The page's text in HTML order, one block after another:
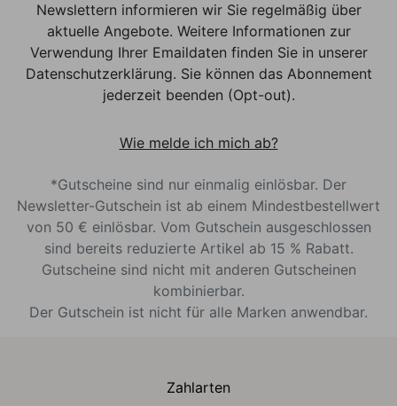
Newslettern informieren wir Sie regelmäßig über
aktuelle Angebote. Weitere Informationen zur
Verwendung Ihrer Emaildaten finden Sie in unserer
Datenschutzerklärung. Sie können das Abonnement
jederzeit beenden (Opt-out).
Wie melde ich mich ab?
*Gutscheine sind nur einmalig einlösbar. Der
Newsletter-Gutschein ist ab einem Mindestbestellwert
von 50 € einlösbar. Vom Gutschein ausgeschlossen
sind bereits reduzierte Artikel ab 15 % Rabatt.
Gutscheine sind nicht mit anderen Gutscheinen
kombinierbar.
Der Gutschein ist nicht für alle Marken anwendbar.
Zahlarten